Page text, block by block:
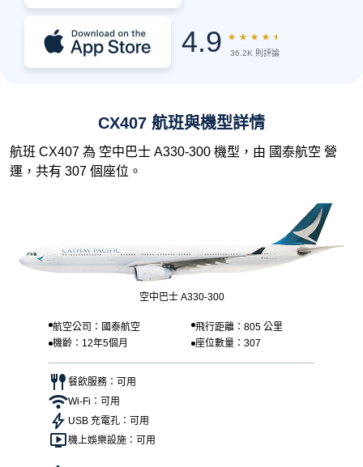
4.9 ★ ★ ★ ★ ★
36.2K 則評論
CX407 航班與機型詳情
航班 CX407 為 空中巴士 A330-300 機型，由 國泰航空 營
運，共有 307 個座位。
空中巴士 A330-300
航空公司：國泰航空
飛行距離：805 公里
機齡：12年5個月
座位數量：307
餐飲服務：可用
Wi-Fi：可用
USB 充電孔：可用
機上娛樂設施：可用